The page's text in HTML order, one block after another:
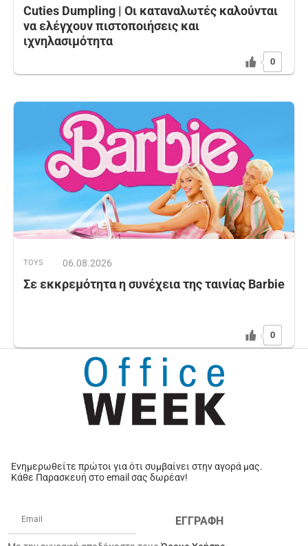
Cuties Dumpling | Οι καταναλωτές καλούνται
να ελέγχουν πιστοποιήσεις και
ιχνηλασιμότητα
0
TOYS 06.08.2026
Σε εκκρεμότητα η συνέχεια της ταινίας Barbie
0
Ενημερωθείτε πρώτοι για ότι συμβαίνει στην αγορά μας.
Κάθε Παρασκευή στο email σας δωρέαν!
ΕΓΓΡΑΦΗ